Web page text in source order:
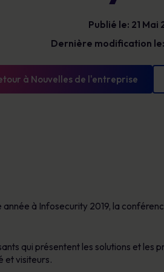
Bénéficiez d’une visibilité
réduire votre exposition
progrès mesurables.
Les définitions de la
devez connaître
Publié le: 21 Mai
Dernière modification
à Nouvelles de l'entreprise
à Infosecurity 2019, la
qui présentent les solutions et les
et visiteurs.